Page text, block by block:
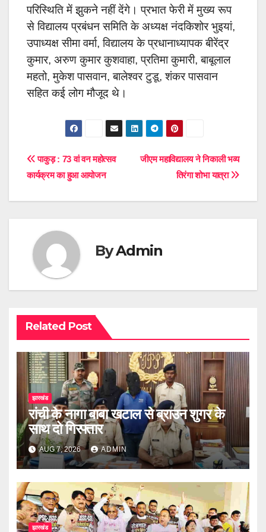
परिस्थिति में झुकने नहीं देंगे। प्रभात फेरी में मुख्य रूप
से विद्यालय प्रबंधन समिति के अध्यक्ष नंदकिशोर भुइयां,
उपाध्यक्ष सीमा वर्मा, विद्यालय के प्रधानाध्यापक बीरेंद्र
कुमार, अरुण कुमार कुशवाहा, प्रतिमा कुमारी, बाबूलाल
महतो, मुकेश पासवान, बालेश्वर टुडू, शंकर पासवान
सहित कई लोग मौजूद थे।
Post
navigation
जीएम महाविद्यालय ने निकाली भव्य
तिरंगा शोभा यात्रा
पाकुड़ : 73 वां वन महोत्सव
कार्यक्रम का हुआ आयोजन
ByAdmin
Related Post
झारखंड
रांची के नागा बाबा खटाल से ब्राउन शुगर के
साथ दो गिरफ्तार
AUG 7, 2026 ADMIN
झारखंड